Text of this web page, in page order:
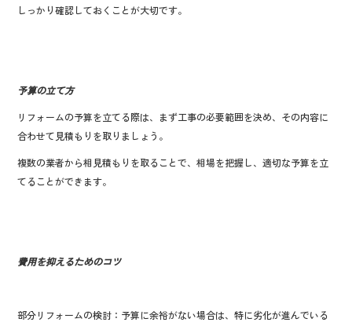
しっかり確認しておくことが大切です。
予算の立て方
リフォームの予算を立てる際は、まず工事の必要範囲を決め、その内容に
合わせて見積もりを取りましょう。
複数の業者から相見積もりを取ることで、相場を把握し、適切な予算を立
てることができます。
費用を抑えるためのコツ
部分リフォームの検討：予算に余裕がない場合は、特に劣化が進んでいる